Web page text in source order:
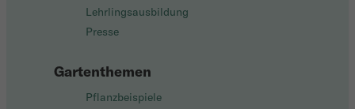
Lehrlingsausbildung
Presse
Gartenthemen
Pflanzbeispiele